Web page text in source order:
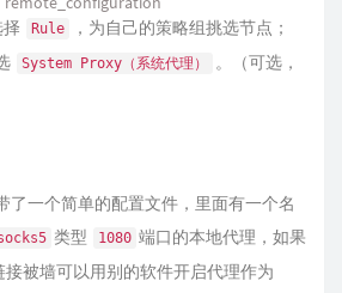
择 Rule
，为自己的策略组挑选节点；
System Proxy（系统代理）
。（可选，
了一个简单的配置文件，里面有一个名
类型 1080 端口的本地代理，如果
接被墙可以用别的软件开启代理作为